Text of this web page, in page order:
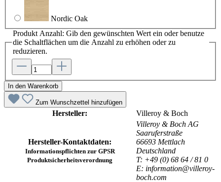
Nordic Oak
Produkt Anzahl: Gib den gewünschten Wert ein oder benutze
die Schaltflächen um die Anzahl zu erhöhen oder zu
reduzieren.
In den Warenkorb
Zum Wunschzettel hinzufügen
Hersteller: Villeroy & Boch
Hersteller-Kontaktdaten:
Informationspflichten zur GPSR
Produktsicherheitsverordnung
Villeroy & Boch AG
Saaruferstraße
66693 Mettlach
Deutschland
T: +49 (0) 68 64 / 81 0
E: information@villeroy-
boch.com